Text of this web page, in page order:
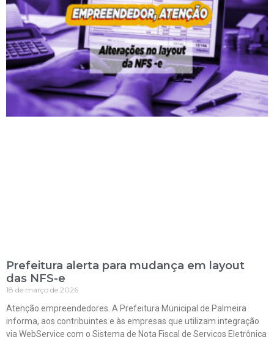
Prefeitura alerta para mudança em layout
das NFS-e
18 de março de 2026
Atenção empreendedores. A Prefeitura Municipal de Palmeira
informa, aos contribuintes e às empresas que utilizam integração
via WebService com o Sistema de Nota Fiscal de Serviços Eletrônica